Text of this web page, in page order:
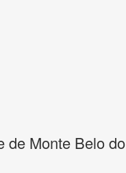
de Monte Belo do